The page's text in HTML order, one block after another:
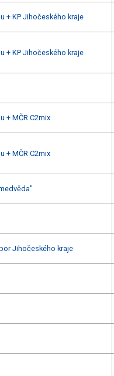
+ KP Jihočeského kraje
+ KP Jihočeského kraje
+ MČR C2mix
+ MČR C2mix
Jihočeského kraje